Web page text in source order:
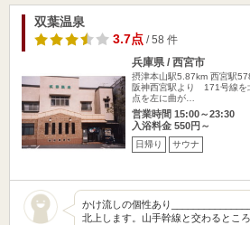
双葉温泉
3.7点/ 58 件
兵庫県 / 西宮市
摂津本山駅5.87km 西宮駅
阪神西宮駅より 171号線
点を左に曲が…
営業時間 15:00～23:30
入浴料金 550円～
日帰り サウナ
かけ流しの個性あり
北上します。山手幹線と交わるとこ